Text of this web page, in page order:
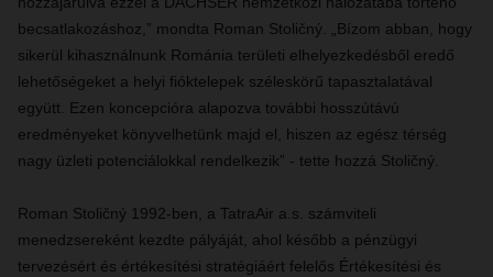
becsatlakozáshoz,” mondta Roman Stoličný. „Bízom abban, hogy
sikerül kihasználnunk Románia területi elhelyezkedésből eredő
lehetőségeket a helyi fióktelepek széleskörű tapasztalatával
együtt. Ezen koncepcióra alapozva további hosszútávú
eredményeket könyvelhetünk majd el, hiszen az egész térség
nagy üzleti potenciálokkal rendelkezik” - tette hozzá Stoličný.
Roman Stoličný 1992-ben, a TatraAir a.s. számviteli
menedzsereként kezdte pályáját, ahol később a pénzügyi
tervezésért és értékesítési stratégiáért felelős Értékesítési és